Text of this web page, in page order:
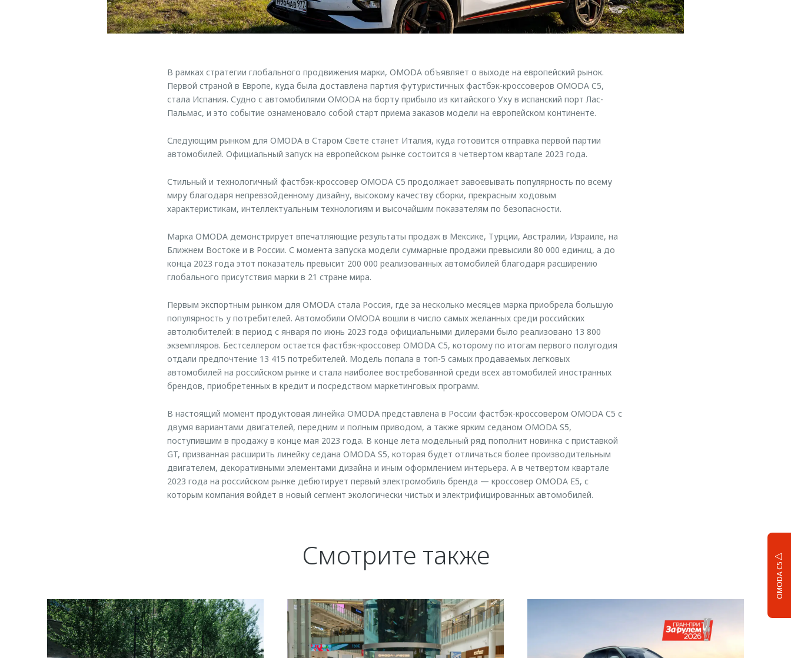
OMODA C5
В рамках стратегии глобального продвижения марки, OMODA объявляет о выходе на европейский рынок.
Первой страной в Европе, куда была доставлена партия футуристичных фастбэк-кроссоверов OMODA C5,
стала Испания. Судно с автомобилями OMODA на борту прибыло из китайского Уху в испанский порт Лас-
Пальмас, и это событие ознаменовало собой старт приема заказов модели на европейском континенте.
Следующим рынком для OMODA в Старом Свете станет Италия, куда готовится отправка первой партии
автомобилей. Официальный запуск на европейском рынке состоится в четвертом квартале 2023 года.
Стильный и технологичный фастбэк-кроссовер OMODA C5 продолжает завоевывать популярность по всему
миру благодаря непревзойденному дизайну, высокому качеству сборки, прекрасным ходовым
характеристикам, интеллектуальным технологиям и высочайшим показателям по безопасности.
Марка OMODA демонстрирует впечатляющие результаты продаж в Мексике, Турции, Австралии, Израиле, на
Ближнем Востоке и в России. С момента запуска модели суммарные продажи превысили 80 000 единиц, а до
конца 2023 года этот показатель превысит 200 000 реализованных автомобилей благодаря расширению
глобального присутствия марки в 21 стране мира.
Первым экспортным рынком для OMODA стала Россия, где за несколько месяцев марка приобрела большую
популярность у потребителей. Автомобили OMODA вошли в число самых желанных среди российских
автолюбителей: в период с января по июнь 2023 года официальными дилерами было реализовано 13 800
экземпляров. Бестселлером остается фастбэк-кроссовер OMODA C5, которому по итогам первого полугодия
отдали предпочтение 13 415 потребителей. Модель попала в топ-5 самых продаваемых легковых
автомобилей на российском рынке и стала наиболее востребованной среди всех автомобилей иностранных
брендов, приобретенных в кредит и посредством маркетинговых программ.
В настоящий момент продуктовая линейка OMODA представлена в России фастбэк-кроссовером OMODA C5 с
двумя вариантами двигателей, передним и полным приводом, а также ярким седаном OMODA S5,
поступившим в продажу в конце мая 2023 года. В конце лета модельный ряд пополнит новинка с приставкой
GT, призванная расширить линейку седана OMODA S5, которая будет отличаться более производительным
двигателем, декоративными элементами дизайна и иным оформлением интерьера. А в четвертом квартале
2023 года на российском рынке дебютирует первый электромобиль бренда — кроссовер OMODA Е5, с
которым компания войдет в новый сегмент экологически чистых и электрифицированных автомобилей.
Смотрите также